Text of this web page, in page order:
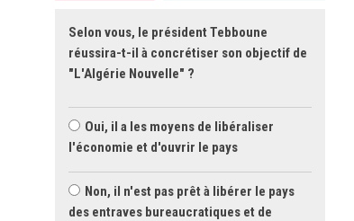
Selon vous, le président Tebboune
réussira-t-il à concrétiser son objectif de
"L'Algérie Nouvelle" ?
Oui, il a les moyens de libéraliser
l'économie et d'ouvrir le pays
Non, il n'est pas prêt à libérer le pays
des entraves bureaucratiques et de